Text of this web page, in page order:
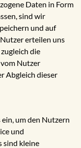
Daten in Form
sind wir
und auf
erteilen uns
die
Nutzer
Abgleich dieser
um den Nutzern
und
sind kleine